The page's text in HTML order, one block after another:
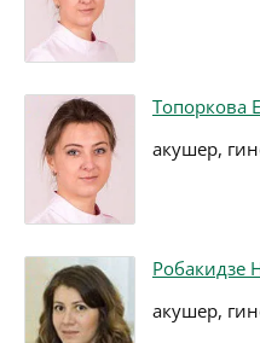
Топоркова
акушер,
Робакидзе
акушер,